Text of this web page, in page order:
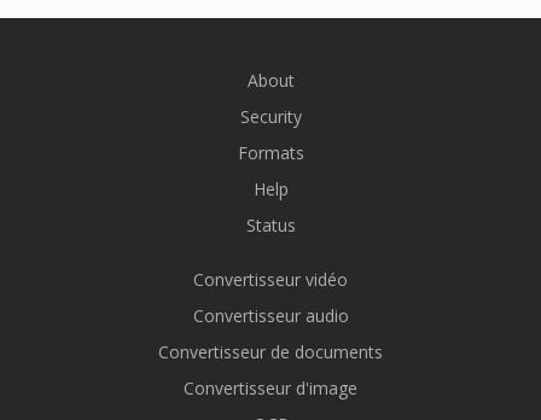
About
Security
Formats
Help
Status
Convertisseur vidéo
Convertisseur audio
Convertisseur de documents
Convertisseur d'image